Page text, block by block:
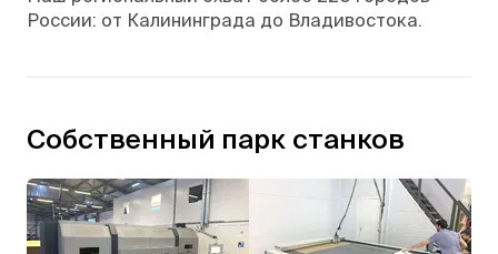
России: от Калининграда до Владивостока.
Собственный парк станков